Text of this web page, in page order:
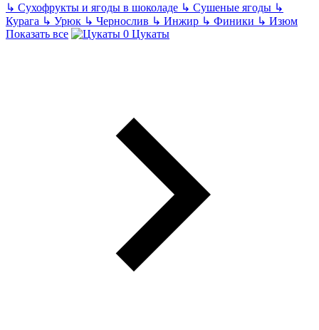
↳ Сухофрукты и ягоды в шоколаде ↳ Сушеные ягоды ↳
Курага ↳ Урюк ↳ Чернослив ↳ Инжир ↳ Финики ↳ Изюм
Показать все
Цукаты